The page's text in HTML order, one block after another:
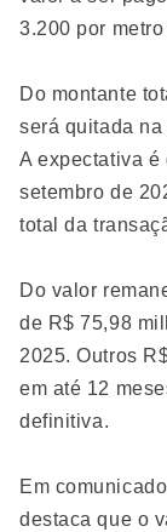
3.200 por
Do montante
será quitada
A expectativa é
setembro de
total da
Do valor
de R$ 75,98
2025. Outros
em até 12
definitiva.
Em
destaca que o